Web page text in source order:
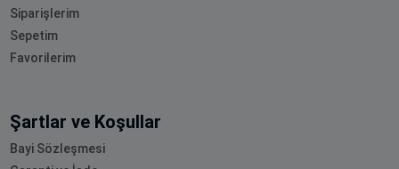
Siparişlerim
Sepetim
Favorilerim
Şartlar ve Koşullar
Bayi Sözleşmesi